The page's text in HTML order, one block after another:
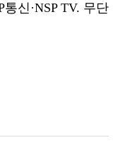
신·NSP TV. 무단